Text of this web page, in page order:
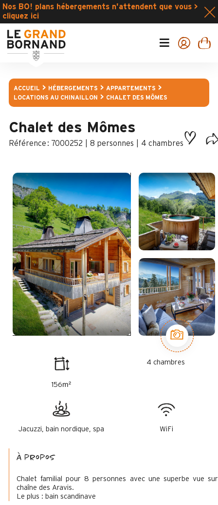
Nos BO! plans hébergements n'attendent que vous >
cliquez ici
ACCUEIL HÉBERGEMENTS
APPARTEMENTS
LOCATIONS AU CHINAILLON
CHALET DES MÔMES
Chalet des Mômes
: 7000252 8 personnes 4 chambres
156m²
4 chambres
Jacuzzi, bain nordique, spa WiFi
à propos
Chalet familial pour 8 personnes avec une superbe vue
chaîne des Aravis.
Le plus : bain scandinave